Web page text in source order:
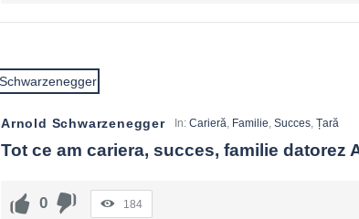
Arnold Schwarzenegger In: Carieră, Familie, Succes, Țară
Tot ce am cariera, succes, familie datorez
0 184